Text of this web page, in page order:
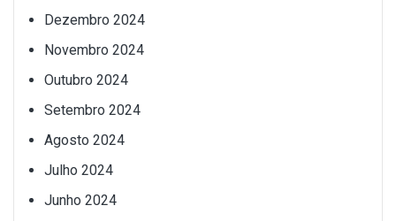
Dezembro 2024
Novembro 2024
Outubro 2024
Setembro 2024
Agosto 2024
Julho 2024
Junho 2024